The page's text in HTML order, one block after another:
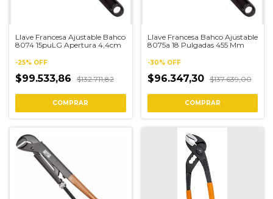
Llave Francesa Ajustable Bahco
8074 15puLG Apertura 4,4cm
-25% OFF
$99.533,86 $132.711,82
Llave Francesa Bahco Ajustable
8075a 18 Pulgadas 455 Mm
-30% OFF
$96.347,30 $137.639,00